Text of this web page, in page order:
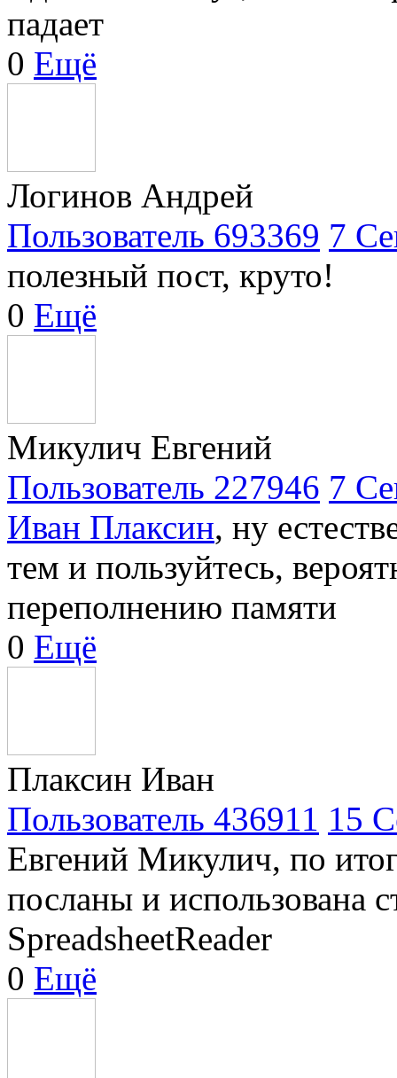
падает
0 Ещё
Логинов Андрей
Пользователь 693369 7
полезный пост, круто!
0 Ещё
Микулич Евгений
Пользователь 227946 7
Иван Плаксин, ну
тем и пользуйтесь,
переполнению памяти
0 Ещё
Плаксин Иван
Пользователь 436911 15
Евгений Микулич, по
посланы и использована
SpreadsheetReader
0 Ещё